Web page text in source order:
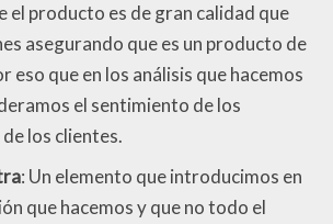
el producto es de gran calidad que
asegurando que es un producto de
eso que en los análisis que hacemos
el sentimiento de los
los clientes.
: Un elemento que introducimos en
que hacemos y que no todo el